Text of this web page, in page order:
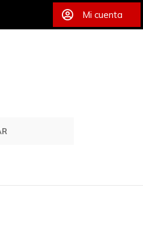
Mi cuenta